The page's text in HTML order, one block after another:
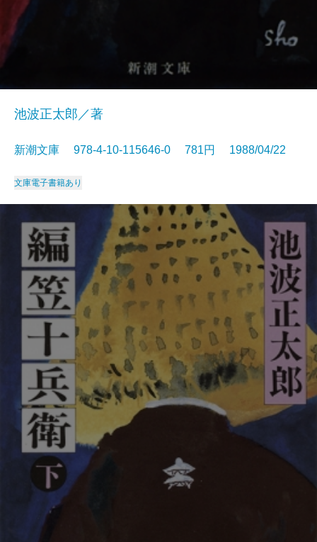
池波正太郎／著
新潮文庫 978-4-10-115646-0 781円 1988/04/22
文庫電子書籍あり